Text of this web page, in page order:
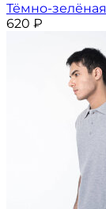
Тёмно-
620 ₽